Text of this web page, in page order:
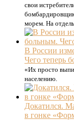
свои
морем. На
В России
Чего теперь
«Их просто
населению.
Докатился.
в гонке